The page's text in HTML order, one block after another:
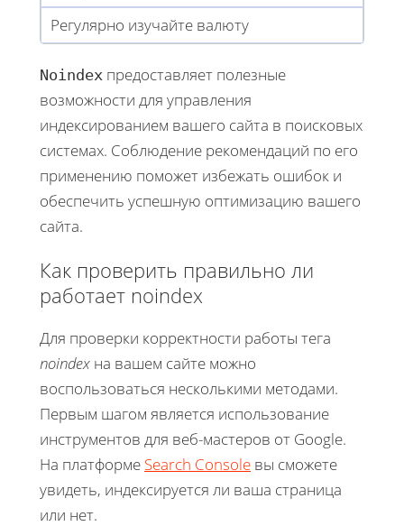
Регулярно изучайте валюту
Noindex предоставляет полезные
возможности для управления
индексированием вашего сайта в поисковых
системах. Соблюдение рекомендаций по его
применению поможет избежать ошибок и
обеспечить успешную оптимизацию вашего
сайта.
Как проверить правильно ли
работает noindex
Для проверки корректности работы тега
noindex на вашем сайте можно
воспользоваться несколькими методами.
Первым шагом является использование
инструментов для веб-мастеров от Google.
На платформе Search Console вы сможете
увидеть, индексируется ли ваша страница
или нет.